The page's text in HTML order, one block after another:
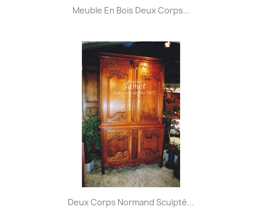
Meuble En Bois Deux Corps...
Deux Corps Normand Sculpté...